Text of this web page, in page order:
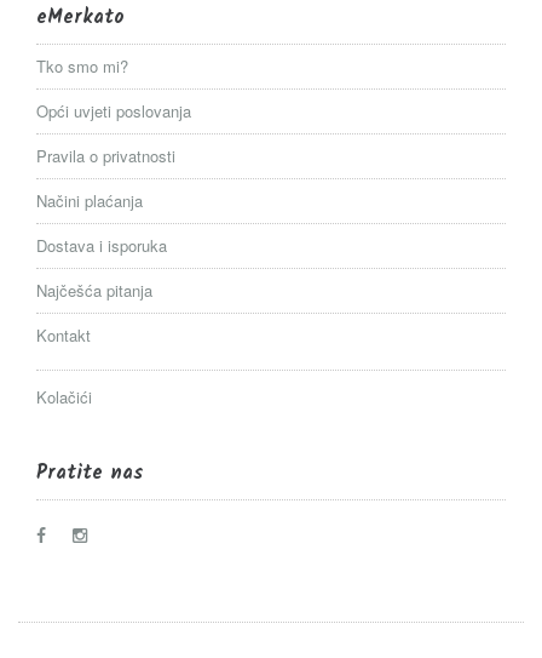
eMerkato
Tko smo mi?
Opći uvjeti poslovanja
Pravila o privatnosti
Načini plaćanja
Dostava i isporuka
Najčešća pitanja
Kontakt
Kolačići
Pratite nas